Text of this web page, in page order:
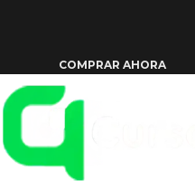
COMPRAR AHORA